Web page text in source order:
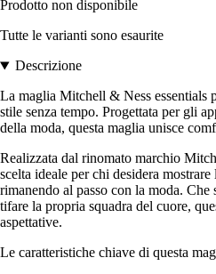
Prodotto non disponibile
Tutte le varianti sono esaurite
Descrizione
La maglia Mitchell & Ness essentials
stile senza tempo. Progettata per gli
della moda, questa maglia unisce
Realizzata dal rinomato marchio
scelta ideale per chi desidera
rimanendo al passo con la moda.
tifare la propria squadra del cuore,
aspettative.
Le caratteristiche chiave di questa